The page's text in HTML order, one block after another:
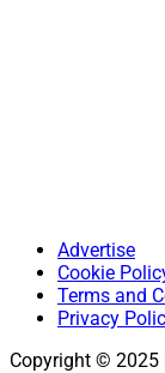
Advertise
Cookie
Terms and
Privacy
Copyright © 2025